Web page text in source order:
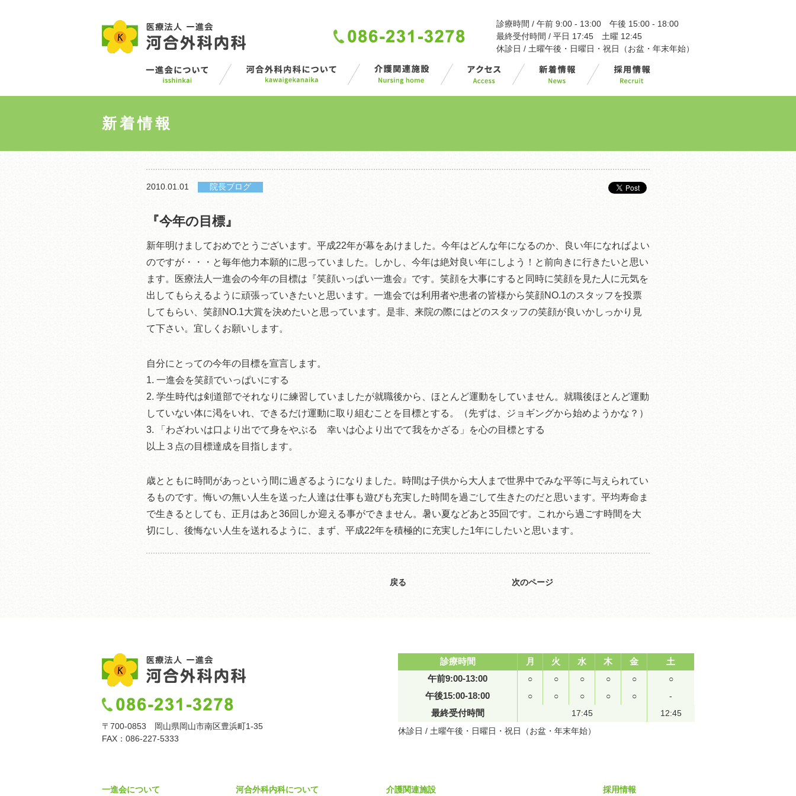
診療時間 / 午前 9:00 - 13:00 午後 15:00 - 18:00
最終受付時間 / 平日 17:45 土曜 12:45
休診日 / 土曜午後・日曜日・祝日（お盆・年末年始）
新着情報
2010.01.01 院長ブログ
『今年の目標』
新年明けましておめでとうございます。平成22年が幕をあけました。今年はどんな年になるのか、良い年になればよい
のですが・・・と毎年他力本願的に思っていました。しかし、今年は絶対良い年にしよう！と前向きに行きたいと思い
ます。医療法人一進会の今年の目標は『笑顔いっぱい一進会』です。笑顔を大事にすると同時に笑顔を見た人に元気を
出してもらえるように頑張っていきたいと思います。一進会では利用者や患者の皆様から笑顔NO.1のスタッフを投票
してもらい、笑顔NO.1大賞を決めたいと思っています。是非、来院の際にはどのスタッフの笑顔が良いかしっかり見
て下さい。宜しくお願いします。
自分にとっての今年の目標を宣言します。
1. 一進会を笑顔でいっぱいにする
2. 学生時代は剣道部でそれなりに練習していましたが就職後から、ほとんど運動をしていません。就職後ほとんど運動
していない体に渇をいれ、できるだけ運動に取り組むことを目標とする。（先ずは、ジョギングから始めようかな？）
3. 「わざわいは口より出でて身をやぶる 幸いは心より出でて我をかざる」を心の目標とする
以上３点の目標達成を目指します。
歳とともに時間があっという間に過ぎるようになりました。時間は子供から大人まで世界中でみな平等に与えられてい
るものです。悔いの無い人生を送った人達は仕事も遊びも充実した時間を過ごして生きたのだと思います。平均寿命ま
で生きるとしても、正月はあと36回しか迎える事ができません。暑い夏などあと35回です。これから過ごす時間を大
切にし、後悔ない人生を送れるように、まず、平成22年を積極的に充実した1年にしたいと思います。
戻る 次のページ
〒700-0853 岡山県岡山市南区豊浜町1-35
FAX：086-227-5333
診療時間 月 火 水 木 金
土
午前9:00-13:00
○ ○ ○ ○ ○ ○
午後15:00-18:00 ○ ○ ○ ○ ○ -
最終受付時間 17:45
12:45
休診日 / 土曜午後・日曜日・祝日（お盆・年末年始）
一進会について 河合外科内科について 介護関連施設 採用情報